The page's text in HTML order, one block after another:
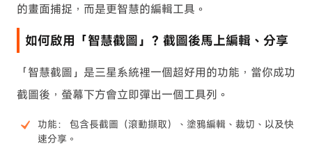
的畫面捕捉，而是更智慧的編輯工具。
如何啟用「智慧截圖」？截圖後馬上編輯、分享
「智慧截圖」是三星系統裡一個超好用的功能，當你成功
截圖後，螢幕下方會立即彈出一個工具列。
功能： 包含長截圖（滾動擷取）、塗鴉編輯、裁切、以及快
速分享。